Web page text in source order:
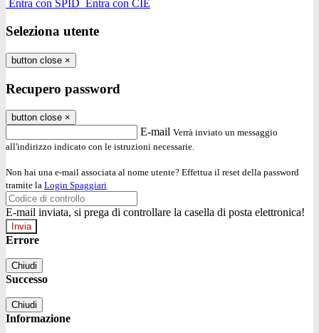
Entra con SPID Entra con CIE
Seleziona utente
button close ×
Recupero password
button close ×
E-mail Verrà inviato un messaggio
all'indirizzo indicato con le istruzioni necessarie.
Non hai una e-mail associata al nome utente? Effettua il reset della password
tramite la Login Spaggiari
E-mail inviata, si prega di controllare la casella di posta elettronica!
Errore
Chiudi
Successo
Chiudi
Informazione